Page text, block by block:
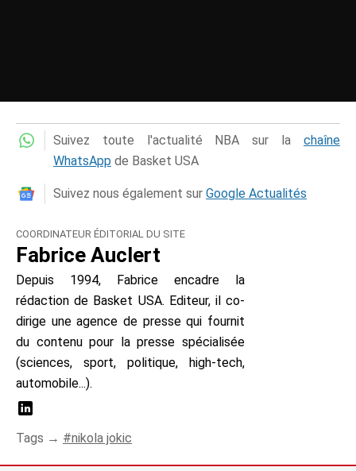
Suivez toute l'actualité NBA sur la chaîne
WhatsApp de Basket USA
Suivez nous également sur Google Actualités
COORDINATEUR ÉDITORIAL DU SITE
Fabrice Auclert
Depuis 1994, Fabrice encadre la
rédaction de Basket USA. Editeur, il co-
dirige une agence de presse qui fournit
du contenu pour la presse spécialisée
(sciences, sport, politique, high-tech,
automobile...).
Tags → nikola jokic